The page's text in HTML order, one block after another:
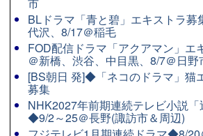
市
BLドラマ「青と碧」エキストラ
代沢、8/17＠稲毛
FOD配信ドラマ「アクアマン」
＠新橋、渋谷、中目黒、8/7＠日
[BS朝日 発]◆「ネコのドラマ」猫
募集
NHK2027年前期連続テレビ小説「
◆9/2～25＠長野(諏訪市＆周辺)